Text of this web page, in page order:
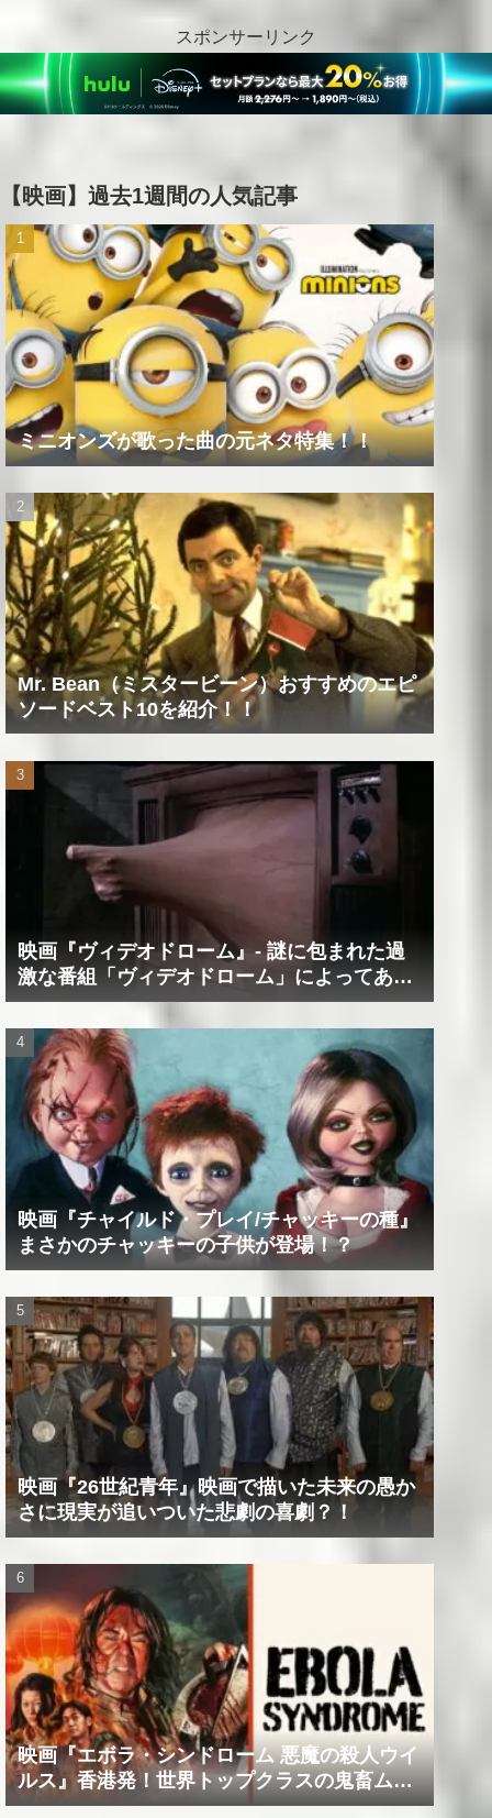
スポンサーリンク
【映画】過去1週間の人気記事
ミニオンズが歌った曲の元ネタ特集！！
Mr. Bean（ミスタービーン）おすすめのエピ
ソードベスト10を紹介！！
映画『ヴィデオドローム』‐ 謎に包まれた過
激な番組「ヴィデオドローム」によってあな
たの精神は蝕まれる！
映画『チャイルド・プレイ/チャッキーの種』
まさかのチャッキーの子供が登場！？
映画『26世紀青年』映画で描いた未来の愚か
さに現実が追いついた悲劇の喜劇？！
映画『エボラ・シンドローム 悪魔の殺人ウイ
ルス』香港発！世界トップクラスの鬼畜ムー
ビー！！